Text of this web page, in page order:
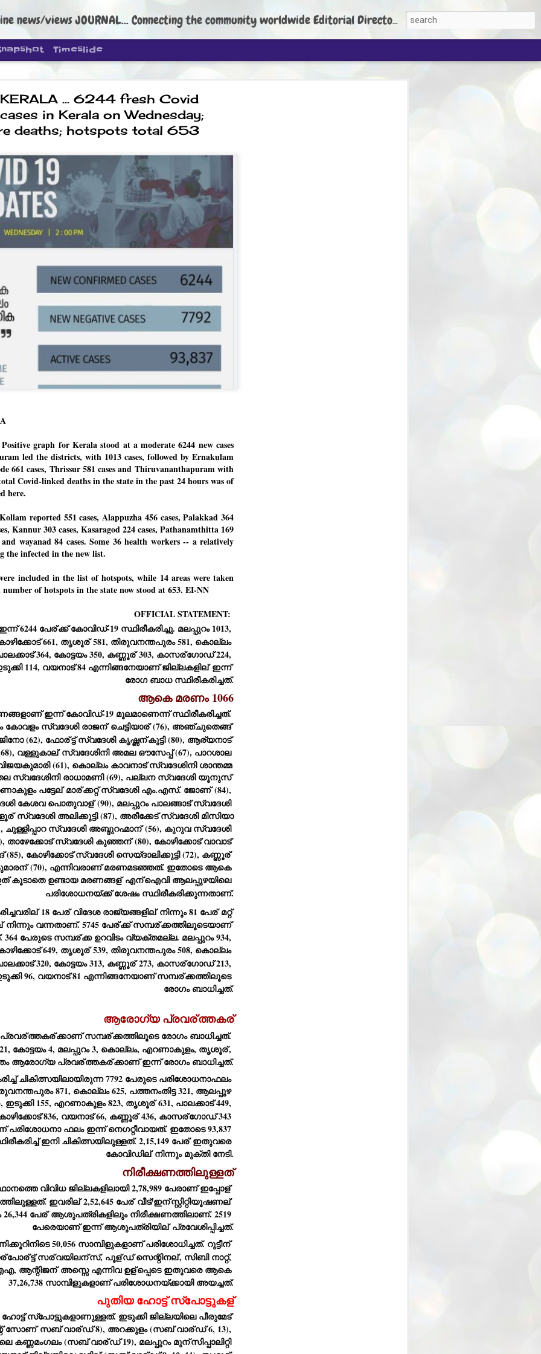
... 6244 fresh Covid
in Kerala on Wednesday;
deaths; hotspots total 653
graph for Kerala stood at a moderate 6244 new cases
led the districts, with 1013 cases, followed by Ernakulam
661 cases, Thrissur 581 cases and Thiruvananthapuram with
Covid-linked deaths in the state in the past 24 hours was of
here.
reported 551 cases, Alappuzha 456 cases, Palakkad 364
Kannur 303 cases, Kasaragod 224 cases, Pathanamthitta 169
and wayanad 84 cases. Some 36 health workers -- a relatively
the infected in the new list.
included in the list of hotspots, while 14 areas were taken
of hotspots in the state now stood at 653. EI-NN
OFFICIAL STATEMENT:
6244 പേര്ക്ക് കോവിഡ്-19 സ്ഥിരീകരിച്ചു. മലപ്പുറം 1013,
661, തൃശൂര് 581, തിരുവനന്തപുരം 581, കൊല്ലം
364, കോട്ടയം 350, കണ്ണൂര് 303, കാസര്ഗോഡ് 224,
114, വയനാട് 84 എന്നിങ്ങനേയാണ് ജില്ലകളില് ഇന്ന്
രോഗ ബാധ സ്ഥിരീകരിച്ചത്.
ആകെ മരണം 1066
ഇന്ന് കോവിഡ്-19 മൂലമാണെന്ന് സ്ഥിരീകരിച്ചത്.
കോവളം സ്വദേശി രാജന് ചെട്ടിയാര് (76), അഞ്ചുതെങ്ങ്
(62), ഫോര്ട്ട് സ്വദേശി കൃഷ്ണന്കുട്ടി (80), ആര്യനാട്
വള്ളുകാല് സ്വദേശിനി അമല ഔസേപ്പ് (67), പാറശാല
(61), കൊല്ലം കാവനാട് സ്വദേശിനി ശാന്തമ്മ
സ്വദേശിനി രാധാമണി (69), പല്ലന സ്വദേശി യൂനുസ്
പട്ടേല് മാര്ക്കറ്റ് സ്വദേശി എം.എസ്. ജോണ് (84),
കേശവ പൊതുവാള് (90), മലപ്പുറം പാലങ്ങാട് സ്വദേശി
സ്വദേശി അലിക്കുട്ടി (87), അരീക്കേട് സ്വദേശി മിസിയാ
ചുള്ളിപ്പാറ സ്വദേശി അബ്ദുറഹ്മാന് (56), കുറുവ സ്വദേശി
താഴേക്കോട് സ്വദേശി കുഞ്ഞന് (80), കോഴിക്കോട് വാവാട്
കോഴിക്കോട് സ്വദേശി സെയ്ദാലിക്കുട്ടി (72), കണ്ണൂര്
(70), എന്നിവരാണ് മരണമടഞ്ഞത്. ഇതോടെ ആകെ
കൂടാതെ ഉണ്ടായ മരണങ്ങള് എന്ഐവി ആലപ്പുഴയിലെ
പരിശോധനയ്ക്ക് ശേഷം സ്ഥിരീകരിക്കുന്നതാണ്.
18 പേര് വിദേശ രാജ്യങ്ങളില് നിന്നും 81 പേര് മറ്റ്
നിന്നും വന്നതാണ്. 5745 പേര്ക്ക് സമ്പര്ക്കത്തിലൂടെയാണ്
364 പേരുടെ സമ്പര്ക്ക ഉറവിടം വ്യക്തമല്ല. മലപ്പുറം 934,
649, തൃശൂര് 539, തിരുവനന്തപുരം 508, കൊല്ലം
320, കോട്ടയം 313, കണ്ണൂര് 273, കാസര്ഗോഡ് 213,
96, വയനാട് 81 എന്നിങ്ങനേയാണ് സമ്പര്ക്കത്തിലൂടെ
രോഗം ബാധിച്ചത്.
ആരോഗ്യ പ്രവര്ത്തകര്
ത്തകര്ക്കാണ് സമ്പര്ക്കത്തിലൂടെ രോഗം ബാധിച്ചത്.
കോട്ടയം 4, മലപ്പുറം 3, കൊല്ലം, എറണാകുളം, തൃശൂര്,
ആരോഗ്യ പ്രവര്ത്തകര്ക്കാണ് ഇന്ന് രോഗം ബാധിച്ചത്.
ചികിത്സയിലായിരുന്ന 7792 പേരുടെ പരിശോധനാഫലം
871, കൊല്ലം 625, പത്തനംതിട്ട 321, ആലപ്പുഴ
ഇടുക്കി 155, എറണാകുളം 823, തൃശൂര് 631, പാലക്കാട് 449,
836, വയനാട് 66, കണ്ണൂര് 436, കാസര്ഗോഡ് 343
പരിശോധനാ ഫലം ഇന്ന് നെഗറ്റീവായത്. ഇതോടെ 93,837
ഇനി ചികിത്സയിലുള്ളത്. 2,15,149 പേര് ഇതുവരെ
കോവിഡില് നിന്നും മുക്തി നേടി.
നിരീക്ഷണത്തിലുള്ളത്
വിവിധ ജില്ലകളിലായി 2,78,989 പേരാണ് ഇപ്പോള്
ഇവരില് 2,52,645 പേര് വീട്/ഇന്സ്റ്റിറ്റിയൂഷണല്
പേര് ആശുപത്രികളിലും നിരീക്ഷണത്തിലാണ്. 2519
പേരെയാണ് ഇന്ന് ആശുപത്രിയില് പ്രവേശിപ്പിച്ചത്.
50,056 സാമ്പിളുകളാണ് പരിശോധിച്ചത്. റുട്ടീന്
പോര്ട്ട് സര്വയിലന്സ്, പൂള്ഡ് സെന്റിനല്, സിബി നാറ്റ്,
ആന്റിജന് അസ്സെ എന്നിവ ഉള്പ്പെടെ ഇതുവരെ ആകെ
37,26,738 സാമ്പിളുകളാണ് പരിശോധനയ്ക്കായി അയച്ചത്.
പുതിയ ഹോട്ട് സ്‌പോട്ടുകള്
ജില്ലയിലെ പീരുമേട്
സോണ് സബ് വാര്ഡ് 8), അറക്കുളം (സബ് വാര്ഡ് 6, 13),
കണ്ണമംഗലം (സബ് വാര്ഡ് 19), മലപ്പുറം മുന്സിപ്പാലിറ്റി
news/views JOURNAL... Connecting the community worldwide Editorial Director: Prem Chandran
Timeslide
4
DIPKE: CJP's aim is to
regroup, build people's
movement
NEWS CJP DIPKE
NEW DELHI: Cockroach Janta Party founder Abhijeet Dipke has said
the group’s immediate priority is to strengthen its organisation
Dipke told IANS in an interview that the movement’s biggest
government on matters of public interest.
He said the CJP would first regroup with its volunteers before
deciding its future course of action.
“Right now our focus is to regroup. When we started this protest,
our team was very small, around 10 to 20 people. But as the
movement progressed, many people and volunteers came forward.
27
LEFT ... and the
COCKROACHES
As the adage goes, failure is an
orphan while success has many
national capital demanding the
resignation of education minister
Dharmendra Pradhan. Within hours
after Pradhan quit, voices are
springing up claiming “credit” for
"us" having made a success out
WHO IS ABHIJEET
NEW DELHI: A deft harnessing of
youth power by a young activist
Saturday in a reassertion
of people's might. At the centre of
it was a young social activist
student.
Abhijeet Dipke, who launched the
Cockroach Janata Party on May
16, 2026, while as a PG student in
Public Relations in Boston, US,
hails from Aurangabad,
Maharashtra.
Dipke, 30, did his graduation from
Tilak Maharashtra Vidyapeeth in
Pune in Jounalism in 2021.
25
പാറ്റകൾ ...ബേബി എന്ന വളരാത്ത ബേബി
by പ്രേം ചന്ദ്രൻ
വീണ്ടും ഇളകി മറിയുമ്പോൾ ഇടതു പക്ഷം എന്ന
പക്ഷം. അല്പം താമസിച്ചാണെങ്കിലും രാഹുൽ
കോൺഗ്രസ്സും വീറോടെ രംഗത്തിറങ്ങിയപ്പോഴും
കൂട്ടരും ആലോചനയുടെ അനങ്ങാപ്പാറയിൽ... കർമ്മ
നഷ്ടപ്പെട്ട ഇസം.
രംഗത്തു വന്നപ്പോൾ അയ്യേ ഇവനോ എന്നു ചോദിച്ച
JNU ബുദ്ധി രാക്ഷസന്മാർ....
COCKROACH DEMOCRACY
COMMENT/ ARUNDHATI ROY
the first time in years, it feels wonderful to be Indian. Just when hope
lost, they came. Young roaches riding in on the rain. The
of the unholy union between a judge and a joke.
all know the story, but here it is, for the record.
STUDENT protests against Modi
government intensify in DELHI
STUDENTS CJP
DELHI: Some 16 Metro Stations were closed on Wednesday as
seeking the resignation of Education Minister Dharmemdra
intensified their protests under the banner of the newly formed
Janata Party in the national capital and elsewhere.
of the youths and students in the agitation’s hotspot at
Mantar in New Delhi, close to which the Parliament is in session.
VS-ന്റെ പേരിൽ പഠന ഗവേഷണ ക്യാമ്പസ്'
വേണം: വി എ അരുൺ
വി എ അരുൺ കുമാർ
ഞങ്ങളെ വിട്ടുപിരിഞ്ഞിട്ട് ഇന്ന് ഒരു വർഷം തികയുകയാണ്. ആ
ഓർമ്മദിനത്തിൽ തന്നെയാണ് വലിയ ചുടുകാട്ടിൽ
സ്മൃതിമണ്ഡപം പൊതുജനങ്ങൾക്കായി
ഞങ്ങളുടെ കുടുംബവുമെല്ലാം കഴിഞ്ഞ
ആലപ്പുഴ പുന്നപ്രയിലുള്ള വീട്ടിലുണ്ട്. വലിയ
സ്മൃതിമണ്ഡപത്തിന്റെ നിർമ്മാണ പ്രവർത്തനങ്ങൾ
ഇതിനൊപ്പം, പുന്നപ്രയിലെ വീട്ടിലേക്കായി
ശില്പി ശ്രീ. ഉണ്ണി കാനായി അച്ഛന്റെ മനോഹരമായ ഒരു
ഒരുക്കുന്നുണ്ട്.
മാറ്റത്തിന്റെ മാറ്റൊലി... സതീശനിലൂടെ...
കാഴ്ച്ചപ്പാട് /
ചന്ദ്രൻ
ശേഷം വിവരദോഷി അല്ലാത്ത ഒരു "'ഭരണ
കേരളത്തിനു കിട്ടി എന്നതിൽ നമുക്ക് അഭിമാനിക്കാം.
Al യുടെയും ലോകത്തേക്കു നമ്മെ നയിക്കാൻ
ഉള്ള പുതിയ മുഖ്യൻ നാടിന്റെ അഭിമാനം.
എം എസ്സിന്റെ അറിവുകൾ രാഷ്ട്രീയ അധിഷ്ടിതവും അതിർ
ഉള്ളതും ആയിരുന്നു. ഭാഷാപരമായ ഔന്നത്യവും
രചനാരീതിയും പ്രസംഗ നൈപുണ്യവും തർക്ക
ഉള്ള മിടുക്കും അദ്ദേഹത്തെ വ്യത്യസ്ഥനാക്കി.
ഗുരുദേവ സ്ഥാപനങ്ങളിൽ ശുദ്ധീകരണം
വേണമെന്ന് സച്ചിദാനന്ദ സ്വാമികൾ